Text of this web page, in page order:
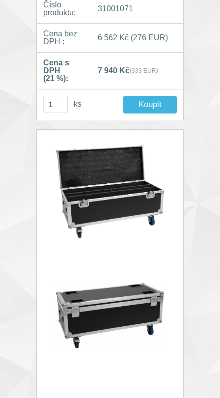
Číslo
produktu:
31001071
Cena bez
DPH :
6 562 Kč (276 EUR)
Cena s
DPH
(21 %):
7 940 Kč(333 EUR)
ks